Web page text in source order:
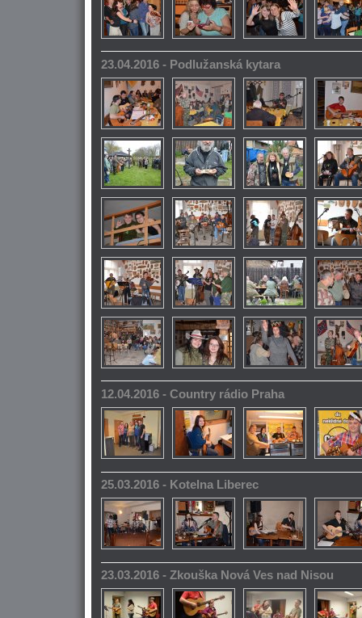
23.04.2016 - Podlužanská kytara
12.04.2016 - Country rádio Praha
25.03.2016 - Kotelna Liberec
23.03.2016 - Zkouška Nová Ves nad Nisou